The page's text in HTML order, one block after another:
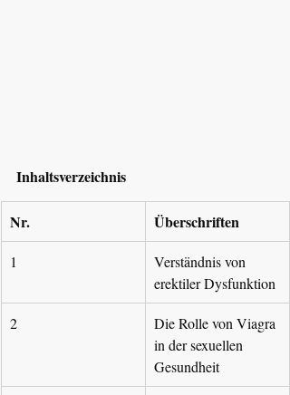
Inhaltsverzeichnis
Nr. Überschriften
1
Verständnis von
erektiler Dysfunktion
2
Die Rolle von Viagra
in der sexuellen
Gesundheit